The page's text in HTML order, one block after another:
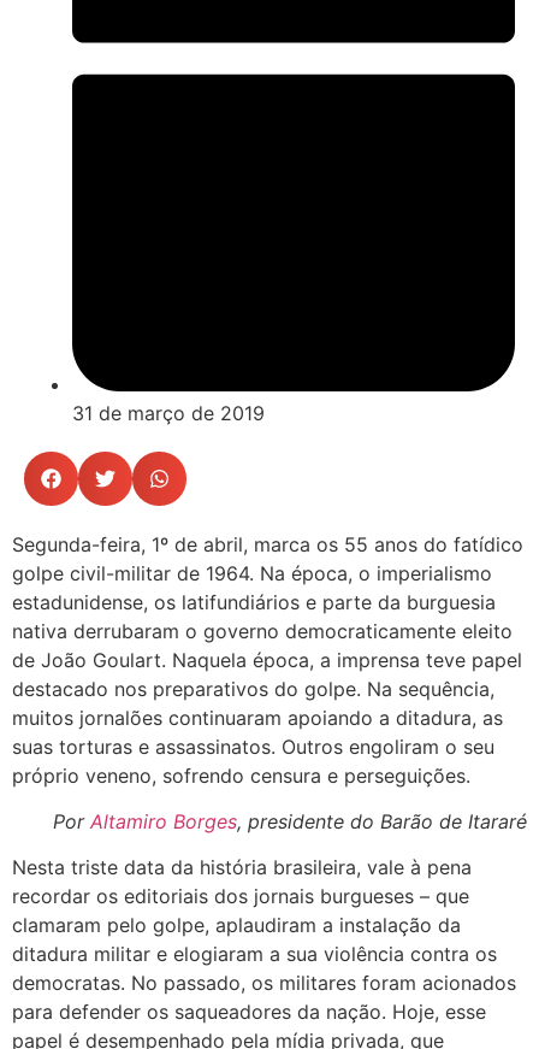
31 de março de 2019
Segunda-feira, 1º de abril, marca os 55 anos do fatídico
golpe civil-militar de 1964. Na época, o imperialismo
estadunidense, os latifundiários e parte da burguesia
nativa derrubaram o governo democraticamente eleito
de João Goulart. Naquela época, a imprensa teve papel
destacado nos preparativos do golpe. Na sequência,
muitos jornalões continuaram apoiando a ditadura, as
suas torturas e assassinatos. Outros engoliram o seu
próprio veneno, sofrendo censura e perseguições.
Por Altamiro Borges, presidente do Barão de Itararé
Nesta triste data da história brasileira, vale à pena
recordar os editoriais dos jornais burgueses – que
clamaram pelo golpe, aplaudiram a instalação da
ditadura militar e elogiaram a sua violência contra os
democratas. No passado, os militares foram acionados
para defender os saqueadores da nação. Hoje, esse
papel é desempenhado pela mídia privada, que